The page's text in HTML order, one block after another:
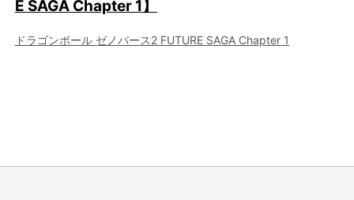
E SAGA Chapter 1】
ドラゴンボール ゼノバース2 FUTURE SAGA Chapter 1